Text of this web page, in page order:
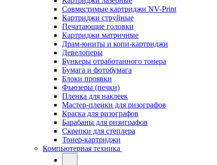
Совместимые картриджи NV-Print
Картриджи струйные
Печатающие головки
Картриджи матричные
Драм-юниты и копи-картриджи
Девелоперы
Бункеры отработанного тонера
Бумага и фотобумага
Блоки проявки
Фьюзеры (печки)
Пленка для наклеек
Мастер-пленки для ризографов
Краска для ризографов
Барабаны для ризиграфов
Скрепки для степлера
Тонер-картриджи
Компьютерная техника